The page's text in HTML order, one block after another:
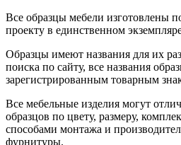
Все образцы мебели изготовлены
проекту в единственном
Образцы имеют названия для их
поиска по сайту, все названия
зарегистрированным товарным
Все мебельные изделия могут
образцов по цвету, размеру,
способами монтажа и
фурнитуры.